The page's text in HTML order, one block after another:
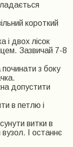
короткий
і двох лісок
Зазвичай 7-8
з боку
допустити
в петлю і
витки в
І останнє